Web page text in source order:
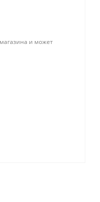
и может